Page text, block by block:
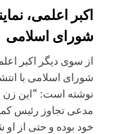
اکبر اعلمی،
شورای اسلامی
از سوی دیگر اکبر
شورای اسلامی با
نوشته است: “این زن
مدعی تجاوز رئیس
خود بوده و حتی از